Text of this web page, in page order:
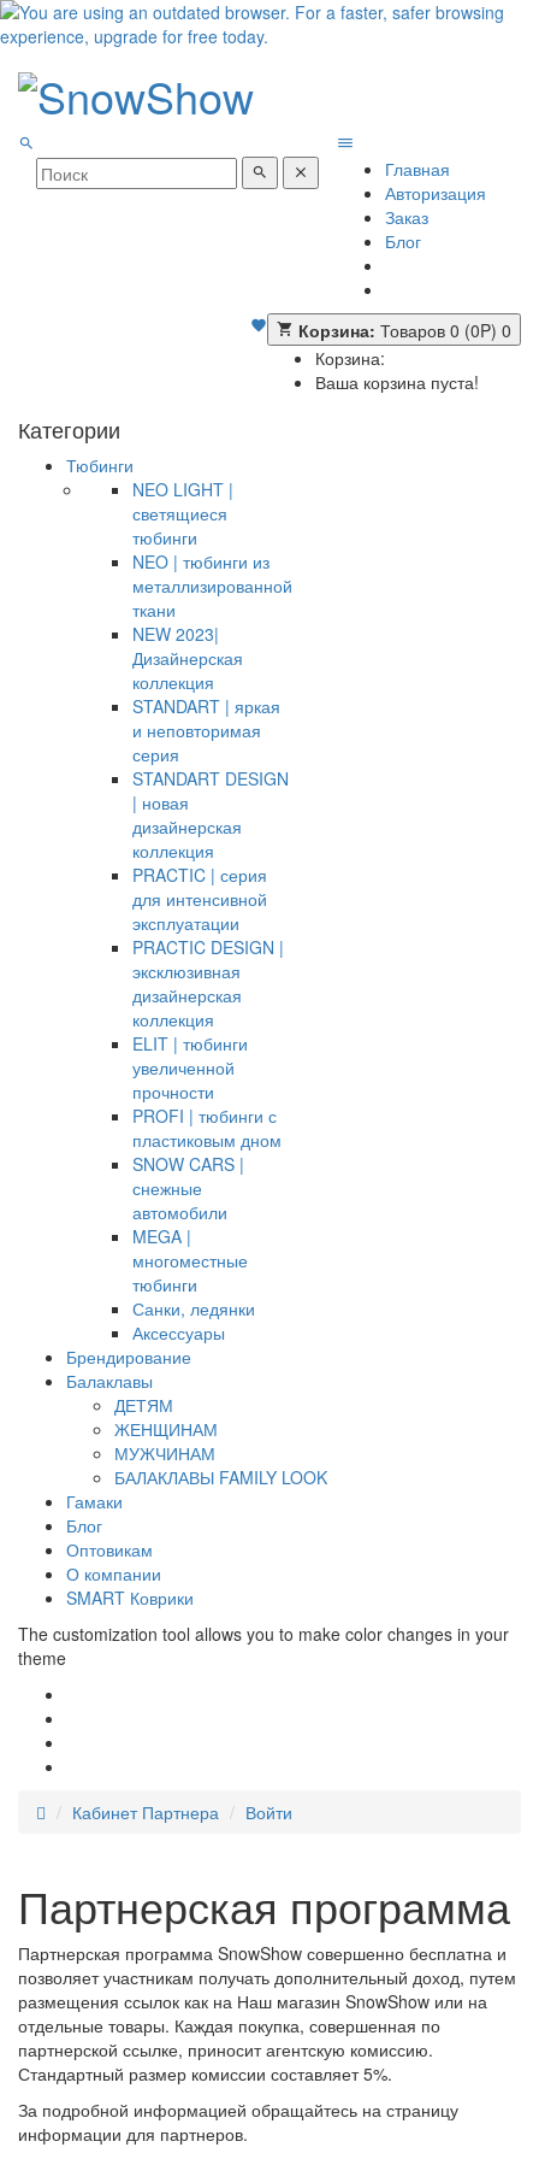
Главная
Авторизация
Заказ
Блог
Корзина: Товаров 0 (0P) 0
Корзина:
Ваша корзина пуста!
Категории
Тюбинги
NEO LIGHT |
светящиеся
тюбинги
NEO | тюбинги из
металлизированной
ткани
NEW 2023|
Дизайнерская
коллекция
STANDART | яркая
и неповторимая
серия
STANDART DESIGN
| новая
дизайнерская
коллекция
PRACTIC | серия
для интенсивной
эксплуатации
PRACTIC DESIGN |
эксклюзивная
дизайнерская
коллекция
ELIT | тюбинги
увеличенной
прочности
PROFI | тюбинги с
пластиковым дном
SNOW CARS |
снежные
автомобили
MEGA |
многоместные
тюбинги
Санки, ледянки
Аксессуары
Брендирование
Балаклавы
ДЕТЯМ
ЖЕНЩИНАМ
МУЖЧИНАМ
БАЛАКЛАВЫ FAMILY LOOK
Гамаки
Блог
Оптовикам
О компании
SMART Коврики
The customization tool allows you to make color changes in your
theme
Кабинет Партнера Войти
Партнерская программа
Партнерская программа SnowShow совершенно бесплатна и
позволяет участникам получать дополнительный доход, путем
размещения ссылок как на Наш магазин SnowShow или на
отдельные товары. Каждая покупка, совершенная по
партнерской ссылке, приносит агентскую комиссию.
Стандартный размер комиссии составляет 5%.
За подробной информацией обращайтесь на страницу
информации для партнеров.